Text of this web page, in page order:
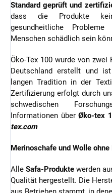
Standard geprüft und
dass die Produkte
gesundheitliche
Menschen schädlich sein
Öko-Tex 100 wurde von
Deutschland erstellt und
langen Tradition in der
Zertifizierung erfolgt durch
schwedischen
Informationen überØko-tex
tex.com
Merinoschafe und Wolle
Alle Safa-Produkte werden
Qualität hergestellt. Die